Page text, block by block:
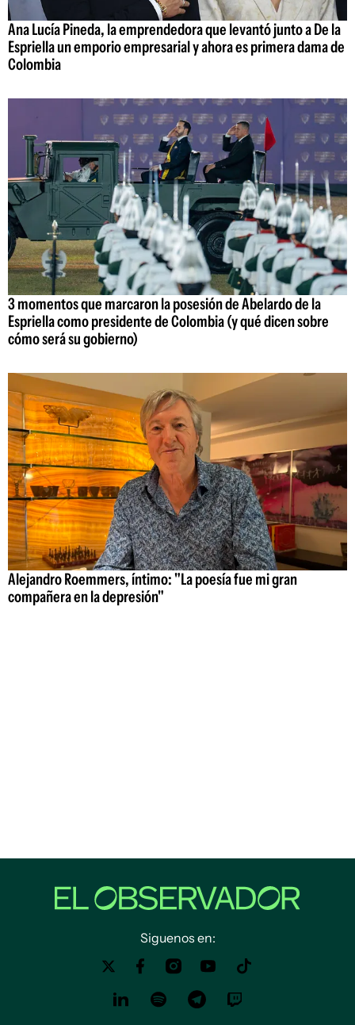
Ana Lucía Pineda, la emprendedora que levantó junto a De la
Espriella un emporio empresarial y ahora es primera dama de
Colombia
3 momentos que marcaron la posesión de Abelardo de la
Espriella como presidente de Colombia (y qué dicen sobre
cómo será su gobierno)
Alejandro Roemmers, íntimo: "La poesía fue mi gran
compañera en la depresión"
Siguenos en: